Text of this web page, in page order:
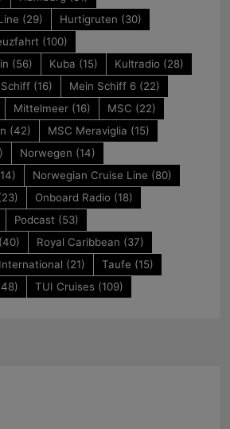
(29) Hurtigruten (30)
(100)
(56) Kuba (15) Kultradio(28)
(16) Mein Schiff 6(22)
Mittelmeer(16) MSC (22)
(42) MSC Meraviglia (15)
Norwegen (14)
Norwegian Cruise Line (80)
Onboard Radio(18)
Podcast (53)
(40) Royal Caribbean (37)
(21) Taufe (15)
TUI Cruises (109)